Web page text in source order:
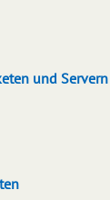
und Servern